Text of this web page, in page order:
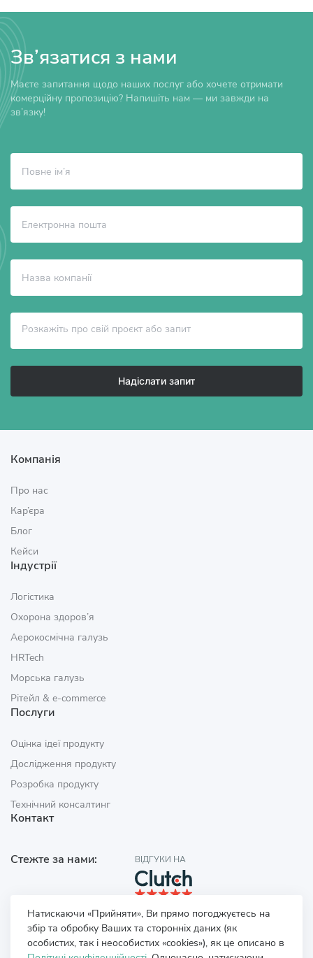
Натискаючи «Прийняти», Ви прямо погоджуєтесь на
збір та обробку Ваших та сторонніх даних (як
особистих, так і неособистих «cookies»), як це описано в
Зв’язатися з нами
Маєте запитання щодо наших послуг або хочете отримати
комерційну пропозицію? Напишіть нам — ми завжди на
зв’язку!
Надіслати запит
Компанія
Про нас
Кар’єра
Блог
Кейси
Індустрії
Логістика
Охорона здоров’я
Аерокосмічна галузь
HRTech
Морська галузь
Рітейл & e‑commerce
Послуги
Оцінка ідеї продукту
Дослідження продукту
Розробка продукту
Технічний консалтинг
Контакт
Стежте за нами: ВІДГУКИ НА